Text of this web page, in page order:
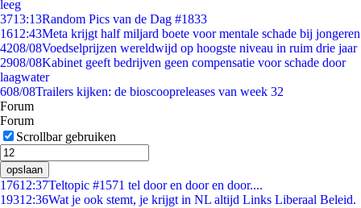
leeg
3713:13Random Pics van de Dag #1833
1612:43Meta krijgt half miljard boete voor mentale schade bij jongeren
4208/08Voedselprijzen wereldwijd op hoogste niveau in ruim drie jaar
2908/08Kabinet geeft bedrijven geen compensatie voor schade door
laagwater
608/08Trailers kijken: de bioscoopreleases van week 32
Forum
Forum
Scrollbar gebruiken
opslaan
17612:37Teltopic #1571 tel door en door en door....
19312:36Wat je ook stemt, je krijgt in NL altijd Links Liberaal Beleid.